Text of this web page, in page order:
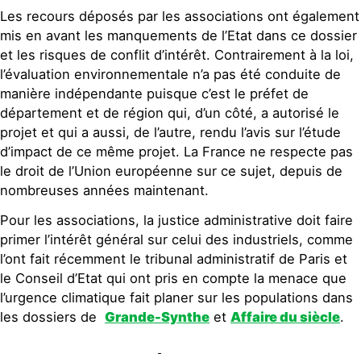
Les recours déposés par les associations ont également
mis en avant les manquements de l’Etat dans ce dossier
et les risques de conflit d’intérêt. Contrairement à la loi,
l’évaluation environnementale n’a pas été conduite de
manière indépendante puisque c’est le préfet de
département et de région qui, d’un côté, a autorisé le
projet et qui a aussi, de l’autre, rendu l’avis sur l’étude
d’impact de ce même projet. La France ne respecte pas
le droit de l’Union européenne sur ce sujet, depuis de
nombreuses années maintenant.
Pour les associations, la justice administrative doit faire
primer l’intérêt général sur celui des industriels, comme
l’ont fait récemment le tribunal administratif de Paris et
le Conseil d’Etat qui ont pris en compte la menace que
l’urgence climatique fait planer sur les populations dans
les dossiers de Grande-Synthe et Affaire du siècle.